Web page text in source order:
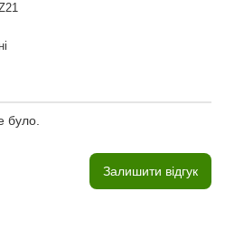
було.
Залишити відгук